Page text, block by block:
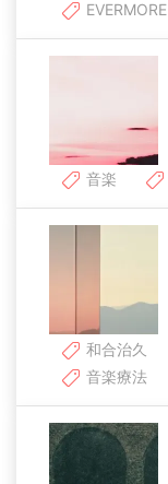
EVERMORE
音楽
和合治久
音楽療法